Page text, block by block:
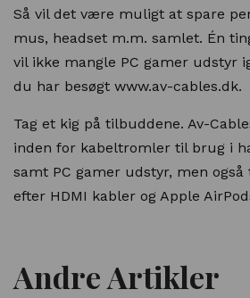
Så vil det være muligt at spare
mus, headset m.m. samlet. Én
vil ikke mangle PC gamer udstyr
du har besøgt www.av-cables.dk.
Tag et kig på tilbuddene. Av-
inden for kabeltromler til brug i
samt PC gamer udstyr, men
efter HDMI kabler og Apple
Andre Artikler